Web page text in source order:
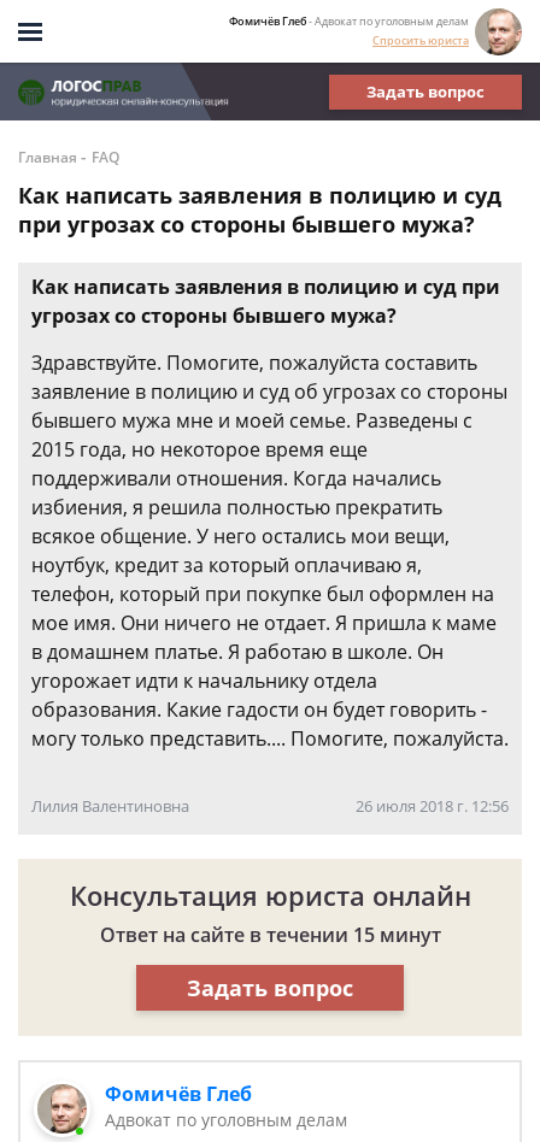
Фомичёв Глеб- Адвокат по уголовным делам
Спросить юриста
Задать вопрос
Главная - FAQ
Как написать заявления в полицию и суд
при угрозах со стороны бывшего мужа?
Как написать заявления в полицию и суд при
угрозах со стороны бывшего мужа?
Здравствуйте. Помогите, пожалуйста составить
заявление в полицию и суд об угрозах со стороны
бывшего мужа мне и моей семье. Разведены с
2015 года, но некоторое время еще
поддерживали отношения. Когда начались
избиения, я решила полностью прекратить
всякое общение. У него остались мои вещи,
ноутбук, кредит за который оплачиваю я,
телефон, который при покупке был оформлен на
мое имя. Они ничего не отдает. Я пришла к маме
в домашнем платье. Я работаю в школе. Он
угорожает идти к начальнику отдела
образования. Какие гадости он будет говорить -
могу только представить.... Помогите, пожалуйста.
Лилия Валентиновна 26 июля 2018 г. 12:56
Консультация юриста онлайн
Ответ на сайте в течении 15 минут
Задать вопрос
Фомичёв Глеб
Адвокат по уголовным делам